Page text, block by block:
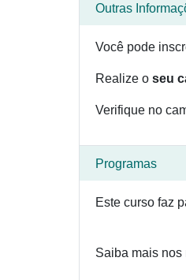
Outras
Você pode
Realize o seu
Verifique no
Programas
Este curso faz
Saiba mais nos